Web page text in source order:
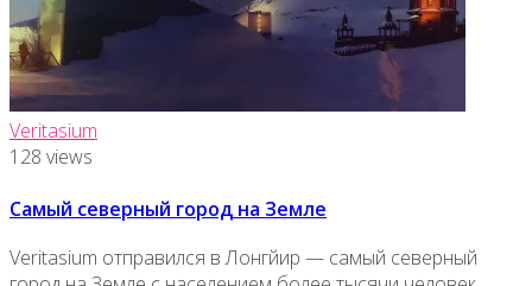
Veritasium
128 views
Самый северный город на Земле
Veritasium отправился в Лонгйир — самый северный